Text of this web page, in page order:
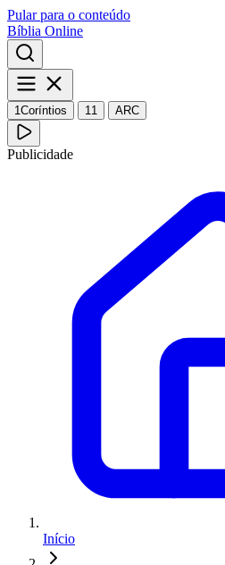
Pular para o conteúdo
Bíblia Online
1Coríntios 11 ARC
Publicidade
Início